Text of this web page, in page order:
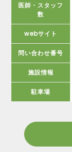
医師・スタッフ
数
webサイト
問い合わせ番号
施設情報
駐車場